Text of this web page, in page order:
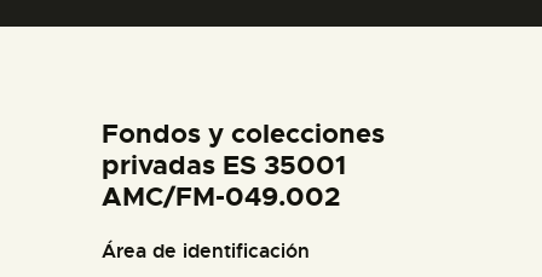
ESPAÑOL
Fondos y colecciones
privadas ES 35001
AMC/FM-049.002
Área de identificación